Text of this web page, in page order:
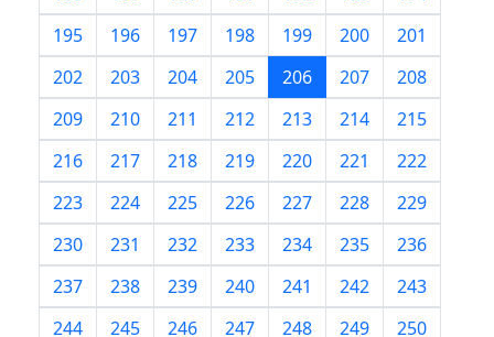
195
196 197 198 199 200
201
202
203 204 205 206 207
208
209
210 211 212 213 214
215
216
217 218 219 220 221
222
223
224 225 226 227 228
229
230
231 232 233 234 235
236
237
238 239 240 241 242
243
244
245 246 247 248 249
250